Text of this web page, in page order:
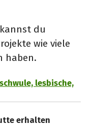
du
wie viele
haben.
lesbische,
erhalten